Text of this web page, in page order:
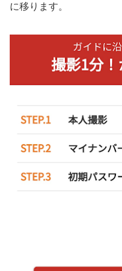
に移ります。